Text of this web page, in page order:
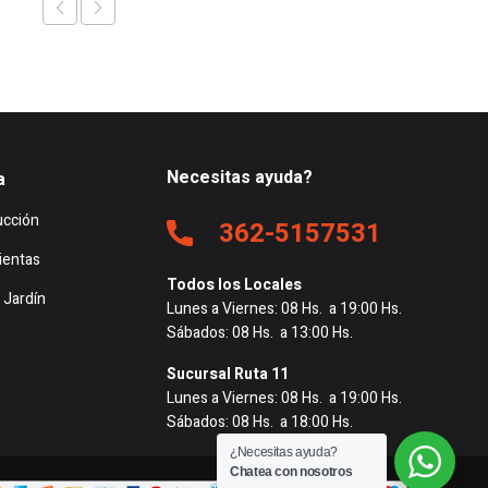
Jardín
Necesitas ayuda?
362-5157531
Todos los Locales
Lunes a Viernes: 08 Hs. a 19:00 Hs.
Sábados: 08 Hs. a 13:00 Hs.
Sucursal Ruta 11
Lunes a Viernes: 08 Hs. a 19:00 Hs.
Sábados: 08 Hs. a 18:00 Hs.
¿Necesitas ayuda?
Chatea con nosotros